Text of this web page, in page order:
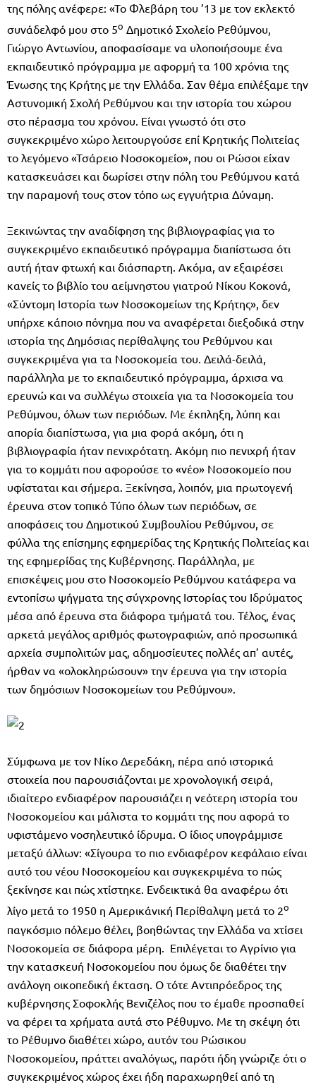
της πόλης ανέφερε: «Το Φλεβάρη του ’13 με τον εκλεκτό
συνάδελφό μου στο 5ο Δημοτικό Σχολείο Ρεθύμνου,
Γιώργο Αντωνίου, αποφασίσαμε να υλοποιήσουμε ένα
εκπαιδευτικό πρόγραμμα με αφορμή τα 100 χρόνια της
Ένωσης της Κρήτης με την Ελλάδα. Σαν θέμα επιλέξαμε την
Αστυνομική Σχολή Ρεθύμνου και την ιστορία του χώρου
στο πέρασμα του χρόνου. Είναι γνωστό ότι στο
συγκεκριμένο χώρο λειτουργούσε επί Κρητικής Πολιτείας
το λεγόμενο «Τσάρειο Νοσοκομείο», που οι Ρώσοι είχαν
κατασκευάσει και δωρίσει στην πόλη του Ρεθύμνου κατά
την παραμονή τους στον τόπο ως εγγυήτρια Δύναμη.
Ξεκινώντας την αναδίφηση της βιβλιογραφίας για το
συγκεκριμένο εκπαιδευτικό πρόγραμμα διαπίστωσα ότι
αυτή ήταν φτωχή και διάσπαρτη. Ακόμα, αν εξαιρέσει
κανείς το βιβλίο του αείμνηστου γιατρού Νίκου Κοκονά,
«Σύντομη Ιστορία των Νοσοκομείων της Κρήτης», δεν
υπήρχε κάποιο πόνημα που να αναφέρεται διεξοδικά στην
ιστορία της Δημόσιας περίθαλψης του Ρεθύμνου και
συγκεκριμένα για τα Νοσοκομεία του. Δειλά-δειλά,
παράλληλα με το εκπαιδευτικό πρόγραμμα, άρχισα να
ερευνώ και να συλλέγω στοιχεία για τα Νοσοκομεία του
Ρεθύμνου, όλων των περιόδων. Με έκπληξη, λύπη και
απορία διαπίστωσα, για μια φορά ακόμη, ότι η
βιβλιογραφία ήταν πενιχρότατη. Ακόμη πιο πενιχρή ήταν
για το κομμάτι που αφορούσε το «νέο» Νοσοκομείο που
υφίσταται και σήμερα. Ξεκίνησα, λοιπόν, μια πρωτογενή
έρευνα στον τοπικό Τύπο όλων των περιόδων, σε
αποφάσεις του Δημοτικού Συμβουλίου Ρεθύμνου, σε
φύλλα της επίσημης εφημερίδας της Κρητικής Πολιτείας και
της εφημερίδας της Κυβέρνησης. Παράλληλα, με
επισκέψεις μου στο Νοσοκομείο Ρεθύμνου κατάφερα να
εντοπίσω ψήγματα της σύγχρονης Ιστορίας του Ιδρύματος
μέσα από έρευνα στα διάφορα τμήματά του. Τέλος, ένας
αρκετά μεγάλος αριθμός φωτογραφιών, από προσωπικά
αρχεία συμπολιτών μας, αδημοσίευτες πολλές απ’ αυτές,
ήρθαν να «ολοκληρώσουν» την έρευνα για την ιστορία
των δημόσιων Νοσοκομείων του Ρεθύμνου».
Σύμφωνα με τον Νίκο Δερεδάκη, πέρα από ιστορικά
στοιχεία που παρουσιάζονται με χρονολογική σειρά,
ιδιαίτερο ενδιαφέρον παρουσιάζει η νεότερη ιστορία του
Νοσοκομείου και μάλιστα το κομμάτι της που αφορά το
υφιστάμενο νοσηλευτικό ίδρυμα. Ο ίδιος υπογράμμισε
μεταξύ άλλων: «Σίγουρα το πιο ενδιαφέρον κεφάλαιο είναι
αυτό του νέου Νοσοκομείου και συγκεκριμένα το πώς
ξεκίνησε και πώς χτίστηκε. Ενδεικτικά θα αναφέρω ότι
λίγο μετά το 1950 η Αμερικάνική Περίθαλψη μετά το 2ο
παγκόσμιο πόλεμο θέλει, βοηθώντας την Ελλάδα να χτίσει
Νοσοκομεία σε διάφορα μέρη. Επιλέγεται το Αγρίνιο για
την κατασκευή Νοσοκομείου που όμως δε διαθέτει την
ανάλογη οικοπεδική έκταση. Ο τότε Αντιπρόεδρος της
κυβέρνησης Σοφοκλής Βενιζέλος που το έμαθε προσπαθεί
να φέρει τα χρήματα αυτά στο Ρέθυμνο. Με τη σκέψη ότι
το Ρέθυμνο διαθέτει χώρο, αυτόν του Ρώσικου
Νοσοκομείου, πράττει αναλόγως, παρότι ήδη γνώριζε ότι ο
συγκεκριμένος χώρος έχει ήδη παραχωρηθεί από τη